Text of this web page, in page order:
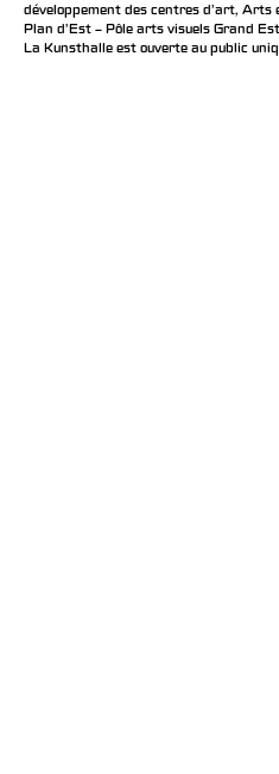
développement des centres d'art, Arts
Plan d’Est – Pôle arts visuels Grand
La Kunsthalle est ouverte au public